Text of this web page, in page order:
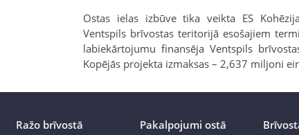
Ostas ielas izbūve tika veikta ES
Ventspils brīvostas teritorijā esošajiem
labiekārtojumu finansēja Ventspils
Kopējās projekta izmaksas – 2,637 miljoni
Ražo brīvostā Pakalpojumi ostā